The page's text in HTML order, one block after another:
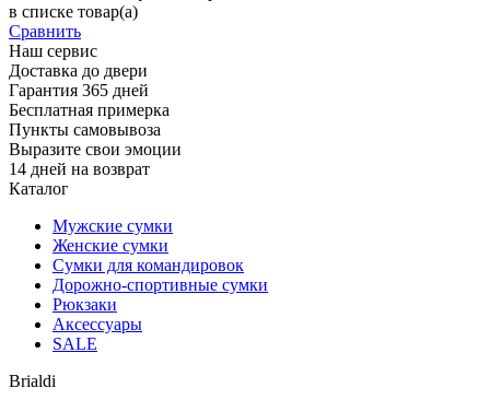
в списке товар(а)
Сравнить
Наш сервис
Доставка до двери
Гарантия 365 дней
Бесплатная примерка
Пункты самовывоза
Выразите свои эмоции
14 дней на возврат
Каталог
Мужские сумки
Женские сумки
Сумки для командировок
Дорожно-спортивные сумки
Рюкзаки
Аксессуары
SALE
Brialdi